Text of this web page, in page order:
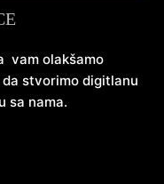
vam olakšamo
stvorimo digitlanu
sa nama.